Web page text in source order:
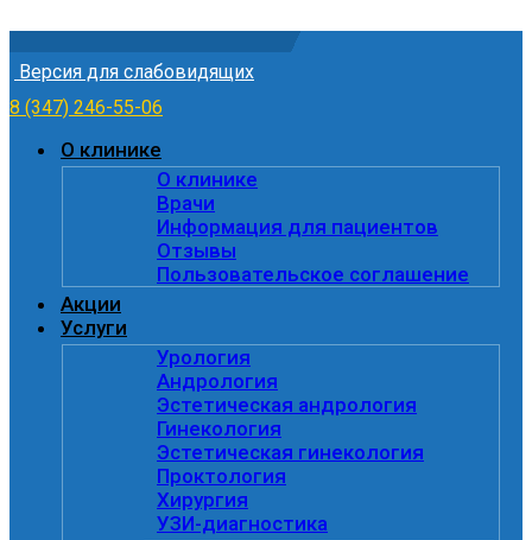
Версия для слабовидящих
8 (347) 246-55-06
О клинике
О клинике
Врачи
Информация для пациентов
Отзывы
Пользовательское соглашение
Акции
Услуги
Урология
Андрология
Эстетическая андрология
Гинекология
Эстетическая гинекология
Проктология
Хирургия
УЗИ-диагностика